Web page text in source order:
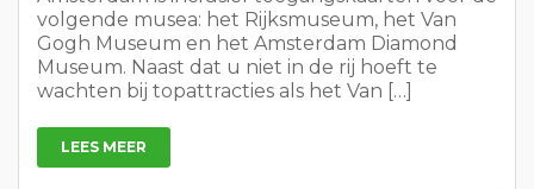
volgende musea: het Rijksmuseum, het Van
Gogh Museum en het Amsterdam Diamond
Museum. Naast dat u niet in de rij hoeft te
wachten bij topattracties als het Van […]
LEES MEER